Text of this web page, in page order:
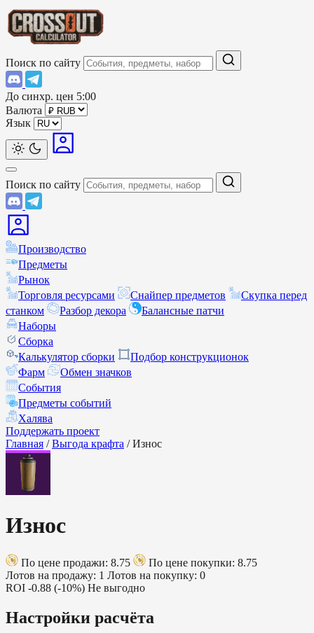
Поиск по сайту
До синхр. цен 5:00
Валюта
Язык
Поиск по сайту
Производство
Предметы
Рынок
Торговля ресурсами
Снайпер предметов
Скупка перед
станком
Разбор декора
Балансные патчи
Наборы
Сборка
Калькулятор сборки
Подбор конструкционок
Фарм
Обмен значков
События
Предметы событий
Халява
Поддержать проект
Главная / Выгода крафта / Износ
Износ
По цене продажи: 8.75
По цене покупки: 8.75
Лотов на продажу: 1 Лотов на покупку: 0
ROI -0.88 (-10%) Не выгодно
Настройки расчёта